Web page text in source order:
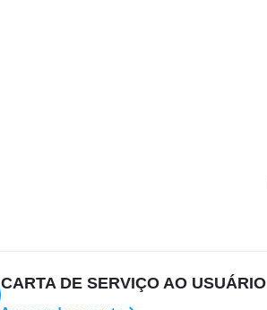
CARTA DE SERVIÇO AO USUÁRIO